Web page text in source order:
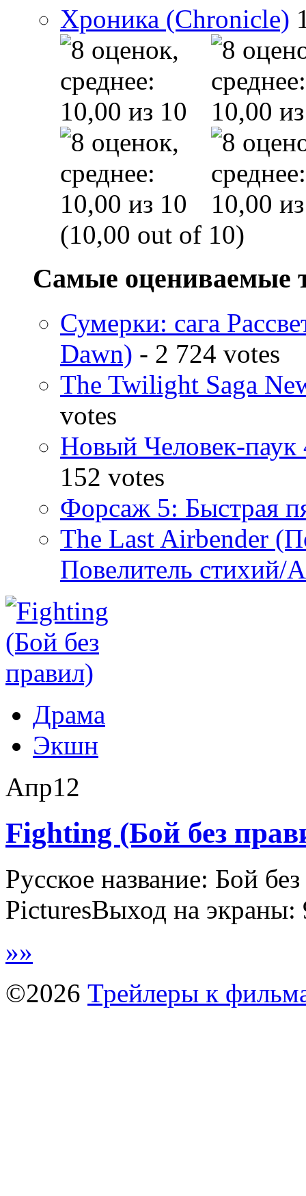
Хроника (Chronicle)
(10,00 out of 10)
Самые оцениваемые
Сумерки: cага
Dawn) - 2 724 votes
The Twilight Saga
votes
Новый Человек-
152 votes
Форсаж 5: Быстрая
The Last Airbender
Повелитель стихий/
Драма
Экшн
Апр12
Fighting (Бой без
Русское название: Бой
PicturesВыход на экраны:
»»
©2026 Трейлеры к